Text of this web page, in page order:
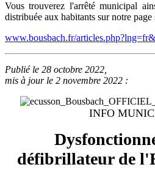
Vous trouverez l'arrêté municipal
distribuée aux habitants sur notre page
www.bousbach.fr/
Publié le 28 octobre 2022,
mis à jour le 2 novembre 2022 :
INFO
défibrillateur de